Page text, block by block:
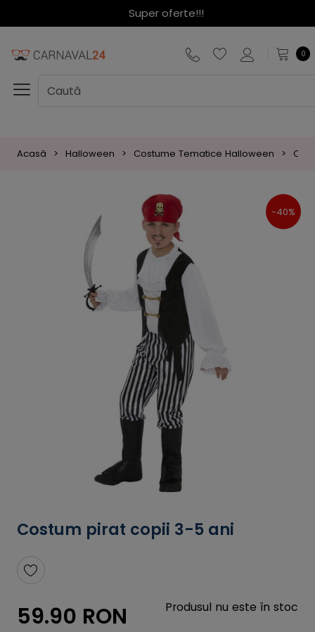
Super oferte!!!
0
Acasă Halloween Costume Tematice Halloween
-40%
Costum pirat copii 3-5 ani
59.90 RON Produsul nu este în stoc